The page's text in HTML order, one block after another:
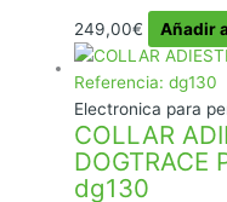
249,00€ Añadir
Electronica para
COLLAR
DOGTRACE
dg130